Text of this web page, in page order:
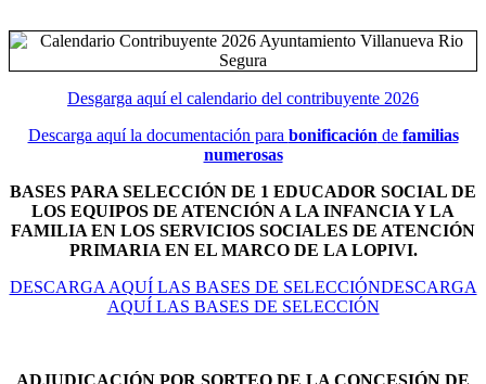
Desgarga aquí el calendario del contribuyente 2026
Descarga aquí la documentación para bonificación de familias
numerosas
BASES PARA SELECCIÓN DE 1 EDUCADOR SOCIAL DE
LOS EQUIPOS DE ATENCIÓN A LA INFANCIA Y LA
FAMILIA EN LOS SERVICIOS SOCIALES DE ATENCIÓN
PRIMARIA EN EL MARCO DE LA LOPIVI.
DESCARGA AQUÍ LAS BASES DE SELECCIÓNDESCARGA
AQUÍ LAS BASES DE SELECCIÓN
ADJUDICACIÓN POR SORTEO DE LA CONCESIÓN DE